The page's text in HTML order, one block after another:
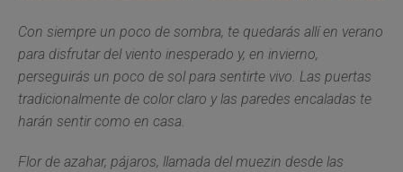
Con siempre un poco de sombra, te quedarás allí en verano
para disfrutar del viento inesperado y, en invierno,
perseguirás un poco de sol para sentirte vivo. Las puertas
tradicionalmente de color claro y las paredes encaladas te
harán sentir como en casa.
Flor de azahar, pájaros, llamada del muezin desde las